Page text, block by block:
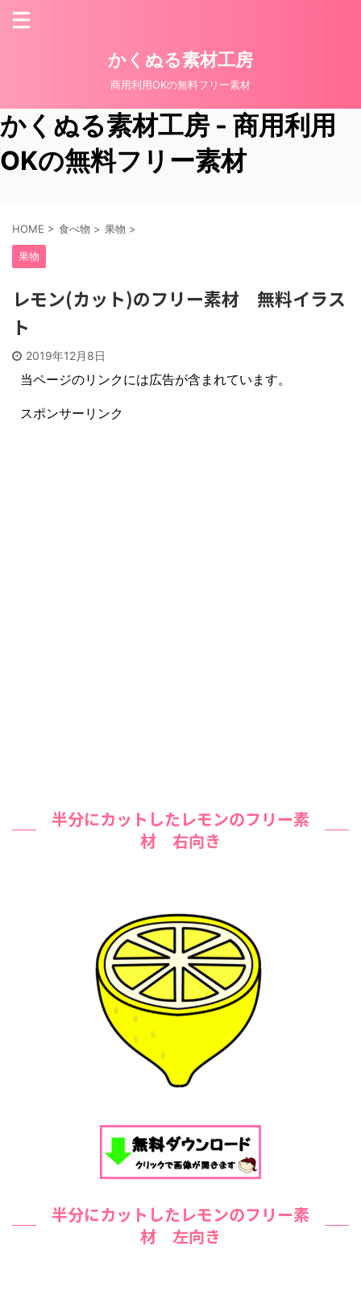
かくぬる素材工房
商用利用OKの無料フリー素材
かくぬる素材工房 - 商用利用
OKの無料フリー素材
HOME > 食べ物 > 果物 >
果物
レモン(カット)のフリー素材 無料イラス
ト
2019年12月8日
当ページのリンクには広告が含まれています。
スポンサーリンク
半分にカットしたレモンのフリー素
材 右向き
半分にカットしたレモンのフリー素
材 左向き